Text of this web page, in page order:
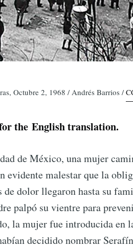
Octubre 2, 1968 / Andrés Barrios /
the English translation.
de México, una mujer
evidente malestar que la
de dolor llegaron hasta su
palpó su vientre para
la mujer fue introducida en
decidido nombrar